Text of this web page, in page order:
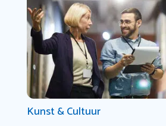
Kunst & Cultuur